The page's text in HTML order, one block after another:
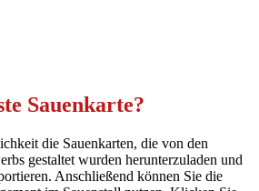
Sauenkarte?
die Sauenkarten, die von den
gestaltet wurden herunterzuladen und
Anschließend können Sie die